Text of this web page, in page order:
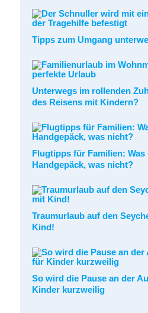
Tipps zum Umgang
Unterwegs im rollenden
des Reisens mit Kindern?
Flugtipps für Familien: Was
Handgepäck, was nicht?
Traumurlaub auf den
Kind!
So wird die Pause an der
Kinder kurzweilig